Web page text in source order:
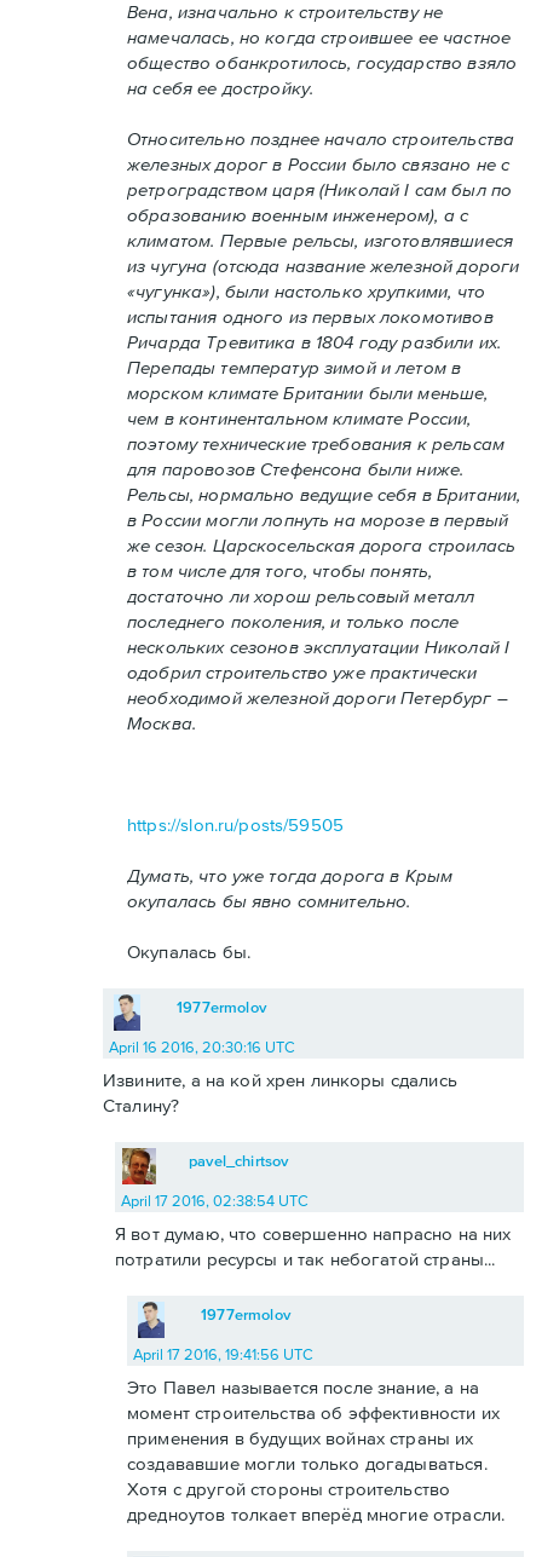
Вена, изначально к строительству не
намечалась, но когда строившее ее частное
общество обанкротилось, государство взяло
на себя ее достройку.
Относительно позднее начало строительства
железных дорог в России было связано не с
ретроградством царя (Николай I сам был по
образованию военным инженером), а с
климатом. Первые рельсы, изготовлявшиеся
из чугуна (отсюда название железной дороги
«чугунка»), были настолько хрупкими, что
испытания одного из первых локомотивов
Ричарда Тревитика в 1804 году разбили их.
Перепады температур зимой и летом в
морском климате Британии были меньше,
чем в континентальном климате России,
поэтому технические требования к рельсам
для паровозов Стефенсона были ниже.
Рельсы, нормально ведущие себя в Британии,
в России могли лопнуть на морозе в первый
же сезон. Царскосельская дорога строилась
в том числе для того, чтобы понять,
достаточно ли хорош рельсовый металл
последнего поколения, и только после
нескольких сезонов эксплуатации Николай I
одобрил строительство уже практически
необходимой железной дороги Петербург –
Москва.
https://slon.ru/posts/59505
Думать, что уже тогда дорога в Крым
окупалась бы явно сомнительно.
Окупалась бы.
1977ermolov
April 16 2016, 20:30:16 UTC
Извините, а на кой хрен линкоры сдались
Сталину?
pavel_chirtsov
April 17 2016, 02:38:54 UTC
Я вот думаю, что совершенно напрасно на них
потратили ресурсы и так небогатой страны...
1977ermolov
April 17 2016, 19:41:56 UTC
Это Павел называется после знание, а на
момент строительства об эффективности их
применения в будущих войнах страны их
создававшие могли только догадываться.
Хотя с другой стороны строительство
дредноутов толкает вперёд многие отрасли.